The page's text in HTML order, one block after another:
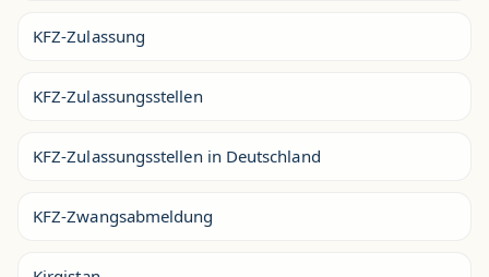
KFZ-Zulassung
KFZ-Zulassungsstellen
KFZ-Zulassungsstellen in Deutschland
KFZ-Zwangsabmeldung